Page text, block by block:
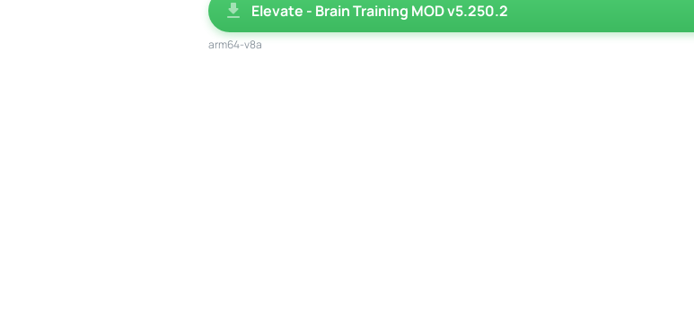
направлениях. Например, вам предстоит развивать навыки речи или
требуется. Кроме того, в приложении предусмотрено постепенное
Elevate - Brain Training MOD v5.250.2
arm64-v8a